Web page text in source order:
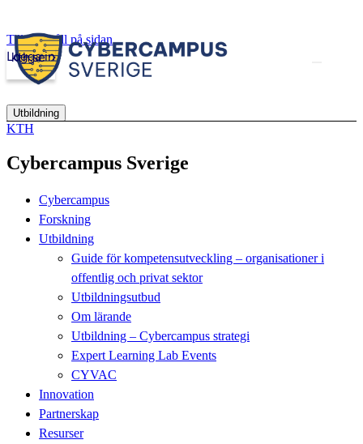
Till innehåll på sidan
kth.se
Logga in
Utbildning
KTH
Cybercampus Sverige
Cybercampus
Forskning
Utbildning
Guide för kompetensutveckling – organisationer i
offentlig och privat sektor
Utbildningsutbud
Om lärande
Utbildning – Cybercampus strategi
Expert Learning Lab Events
CYVAC
Innovation
Partnerskap
Resurser